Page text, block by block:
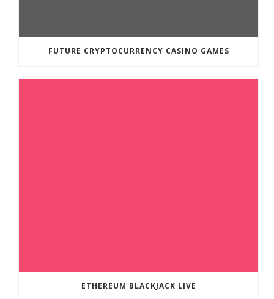
FUTURE CRYPTOCURRENCY CASINO GAMES
ETHEREUM BLACKJACK LIVE